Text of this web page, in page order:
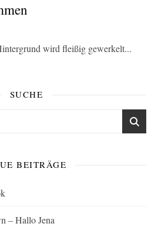
wird fleißig gewerkelt...
SUCHE
BEITRÄGE
– Hallo Jena